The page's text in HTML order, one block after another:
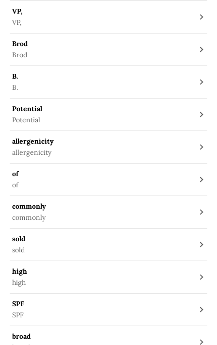
VP,
VP,
Brod
Brod
B.
B.
Potential
Potential
allergenicity
allergenicity
of
of
commonly
commonly
sold
sold
high
high
SPF
SPF
broad